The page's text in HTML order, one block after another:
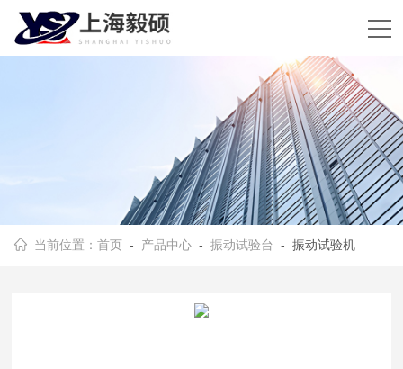
当前位置：首页 - 产品中心 -振动试验台 - 振动试验机